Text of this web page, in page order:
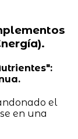
el
en una